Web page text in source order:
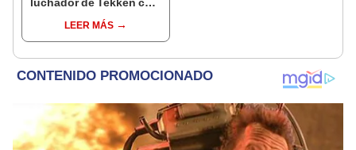
LEER MÁS